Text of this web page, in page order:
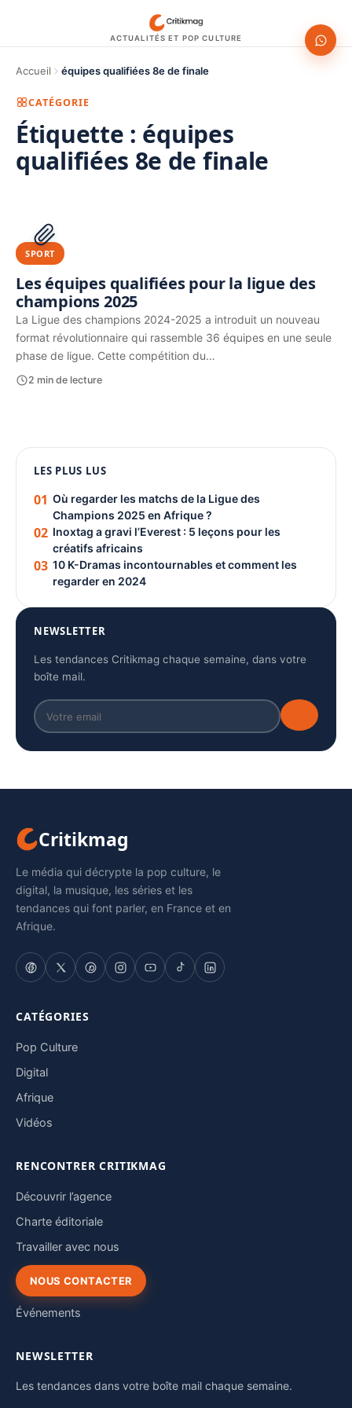
ACTUALITÉS ET POP CULTURE
Accueil équipes qualifiées 8e de finale
CATÉGORIE
Étiquette : équipes
qualifiées 8e de finale
PUBLICITÉ
SPORT
Les équipes qualifiées pour la ligue des
champions 2025
La Ligue des champions 2024-2025 a introduit un nouveau
format révolutionnaire qui rassemble 36 équipes en une seule
phase de ligue. Cette compétition du…
2 min de lecture
PUBLICITÉ
LES PLUS LUS
01 Où regarder les matchs de la Ligue des
Champions 2025 en Afrique ?
02 Inoxtag a gravi l’Everest : 5 leçons pour les
créatifs africains
03 10 K-Dramas incontournables et comment les
regarder en 2024
NEWSLETTER
Les tendances Critikmag chaque semaine, dans votre
boîte mail.
Critikmag
Le média qui décrypte la pop culture, le
digital, la musique, les séries et les
tendances qui font parler, en France et en
Afrique.
CATÉGORIES
Pop Culture
Digital
Afrique
Vidéos
RENCONTRER CRITIKMAG
Découvrir l’agence
Charte éditoriale
Travailler avec nous
NOUS CONTACTER
Événements
NEWSLETTER
Les tendances dans votre boîte mail chaque semaine.